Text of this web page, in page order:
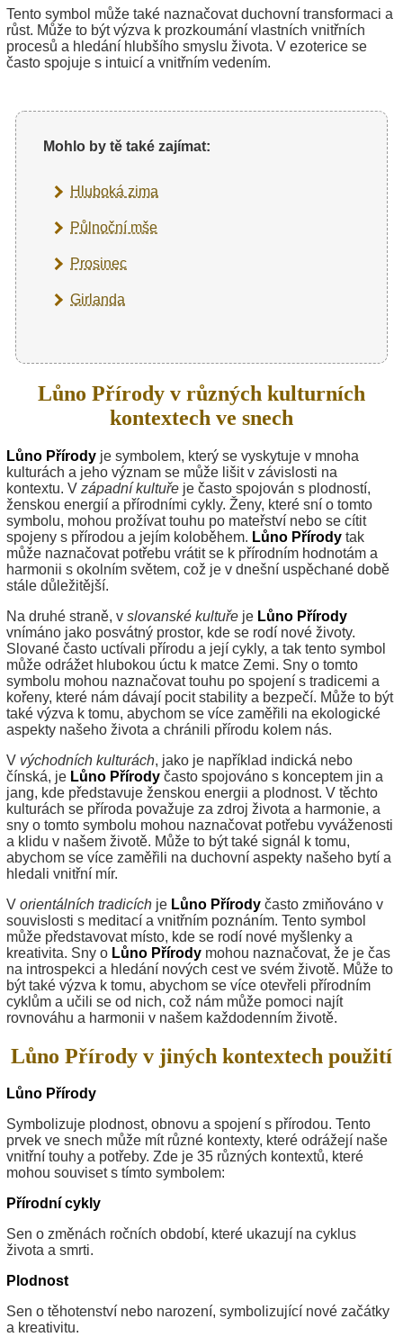
Tento symbol může také naznačovat duchovní transformaci a
růst. Může to být výzva k prozkoumání vlastních vnitřních
procesů a hledání hlubšího smyslu života. V ezoterice se
často spojuje s intuicí a vnitřním vedením.
Mohlo by tě také zajímat:
Hluboká zima
Půlnoční mše
Prosinec
Girlanda
Lůno Přírody v různých kulturních
kontextech ve snech
Lůno Přírody je symbolem, který se vyskytuje v mnoha
kulturách a jeho význam se může lišit v závislosti na
kontextu. V západní kultuře je často spojován s plodností,
ženskou energií a přírodními cykly. Ženy, které sní o tomto
symbolu, mohou prožívat touhu po mateřství nebo se cítit
spojeny s přírodou a jejím koloběhem. Lůno Přírody tak
může naznačovat potřebu vrátit se k přírodním hodnotám a
harmonii s okolním světem, což je v dnešní uspěchané době
stále důležitější.
Na druhé straně, v slovanské kultuře je Lůno Přírody
vnímáno jako posvátný prostor, kde se rodí nové životy.
Slované často uctívali přírodu a její cykly, a tak tento symbol
může odrážet hlubokou úctu k matce Zemi. Sny o tomto
symbolu mohou naznačovat touhu po spojení s tradicemi a
kořeny, které nám dávají pocit stability a bezpečí. Může to být
také výzva k tomu, abychom se více zaměřili na ekologické
aspekty našeho života a chránili přírodu kolem nás.
V východních kulturách, jako je například indická nebo
čínská, je Lůno Přírody často spojováno s konceptem jin a
jang, kde představuje ženskou energii a plodnost. V těchto
kulturách se příroda považuje za zdroj života a harmonie, a
sny o tomto symbolu mohou naznačovat potřebu vyváženosti
a klidu v našem životě. Může to být také signál k tomu,
abychom se více zaměřili na duchovní aspekty našeho bytí a
hledali vnitřní mír.
V orientálních tradicích je Lůno Přírody často zmiňováno v
souvislosti s meditací a vnitřním poznáním. Tento symbol
může představovat místo, kde se rodí nové myšlenky a
kreativita. Sny o Lůno Přírody mohou naznačovat, že je čas
na introspekci a hledání nových cest ve svém životě. Může to
být také výzva k tomu, abychom se více otevřeli přírodním
cyklům a učili se od nich, což nám může pomoci najít
rovnováhu a harmonii v našem každodenním životě.
Lůno Přírody v jiných kontextech použití
Lůno Přírody
Symbolizuje plodnost, obnovu a spojení s přírodou. Tento
prvek ve snech může mít různé kontexty, které odrážejí naše
vnitřní touhy a potřeby. Zde je 35 různých kontextů, které
mohou souviset s tímto symbolem:
Přírodní cykly
Sen o změnách ročních období, které ukazují na cyklus
života a smrti.
Plodnost
Sen o těhotenství nebo narození, symbolizující nové začátky
a kreativitu.